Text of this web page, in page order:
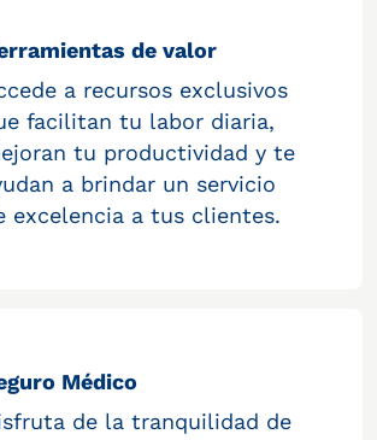
de valor
a recursos exclusivos
facilitan tu labor diaria,
tu productividad y te
a brindar un servicio
excelencia a tus clientes.
Médico
de la tranquilidad de